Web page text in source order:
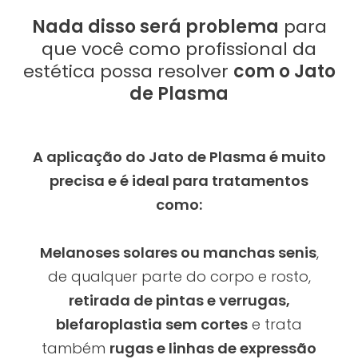
Nada disso será problema para
que você como profissional da
estética possa resolver com o Jato
de Plasma
A aplicação do Jato de Plasma é muito
precisa e é ideal para tratamentos
como:
Melanoses solares ou manchas senis,
de qualquer parte do corpo e rosto,
retirada de pintas e verrugas,
blefaroplastia sem cortes e trata
também rugas e linhas de expressão